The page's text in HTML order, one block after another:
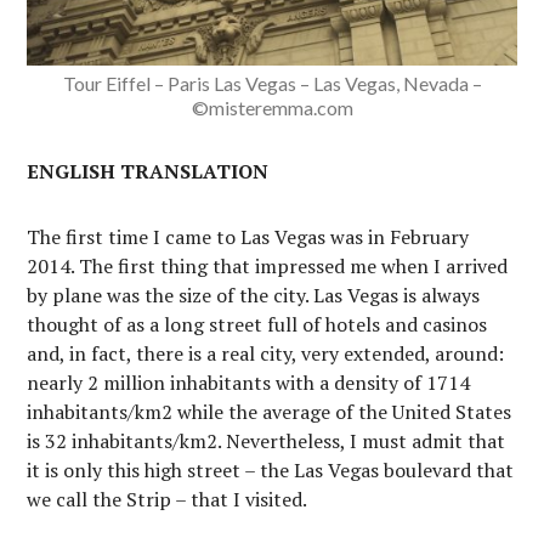
Tour Eiffel – Paris Las Vegas – Las Vegas, Nevada –
©misteremma.com
ENGLISH TRANSLATION
The first time I came to Las Vegas was in February
2014. The first thing that impressed me when I arrived
by plane was the size of the city. Las Vegas is always
thought of as a long street full of hotels and casinos
and, in fact, there is a real city, very extended, around:
nearly 2 million inhabitants with a density of 1714
inhabitants/km2 while the average of the United States
is 32 inhabitants/km2. Nevertheless, I must admit that
it is only this high street – the Las Vegas boulevard that
we call the Strip – that I visited.